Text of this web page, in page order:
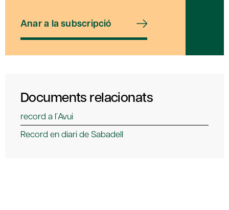
Anar a la subscripció
Documents relacionats
record a l´Avui
Record en diari de Sabadell